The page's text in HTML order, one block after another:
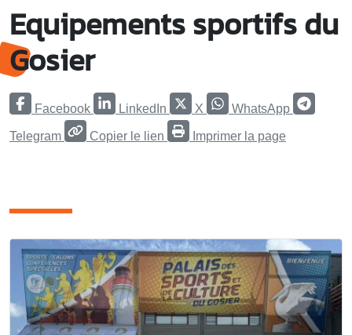
Equipements sportifs du
Gosier
Facebook LinkedIn X WhatsApp
Telegram Copier le lien Imprimer la page
articles rubrique